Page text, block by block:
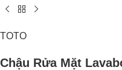
TOTO
Chậu Rửa Mặt